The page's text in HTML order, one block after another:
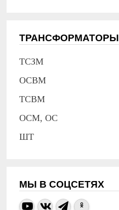
ТРАНСФОРМАТОРЫ
ТСЗМ
ОСВМ
ТСВМ
ОСМ, ОС
ШТ
МЫ В СОЦСЕТЯХ